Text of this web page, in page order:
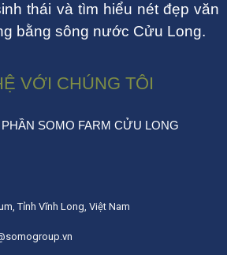
thái và tìm hiểu nét đẹp văn
bằng sông nước Cửu Long.
VỚI CHÚNG TÔI
SOMO FARM CỬU LONG
Tỉnh Vĩnh Long, Việt Nam